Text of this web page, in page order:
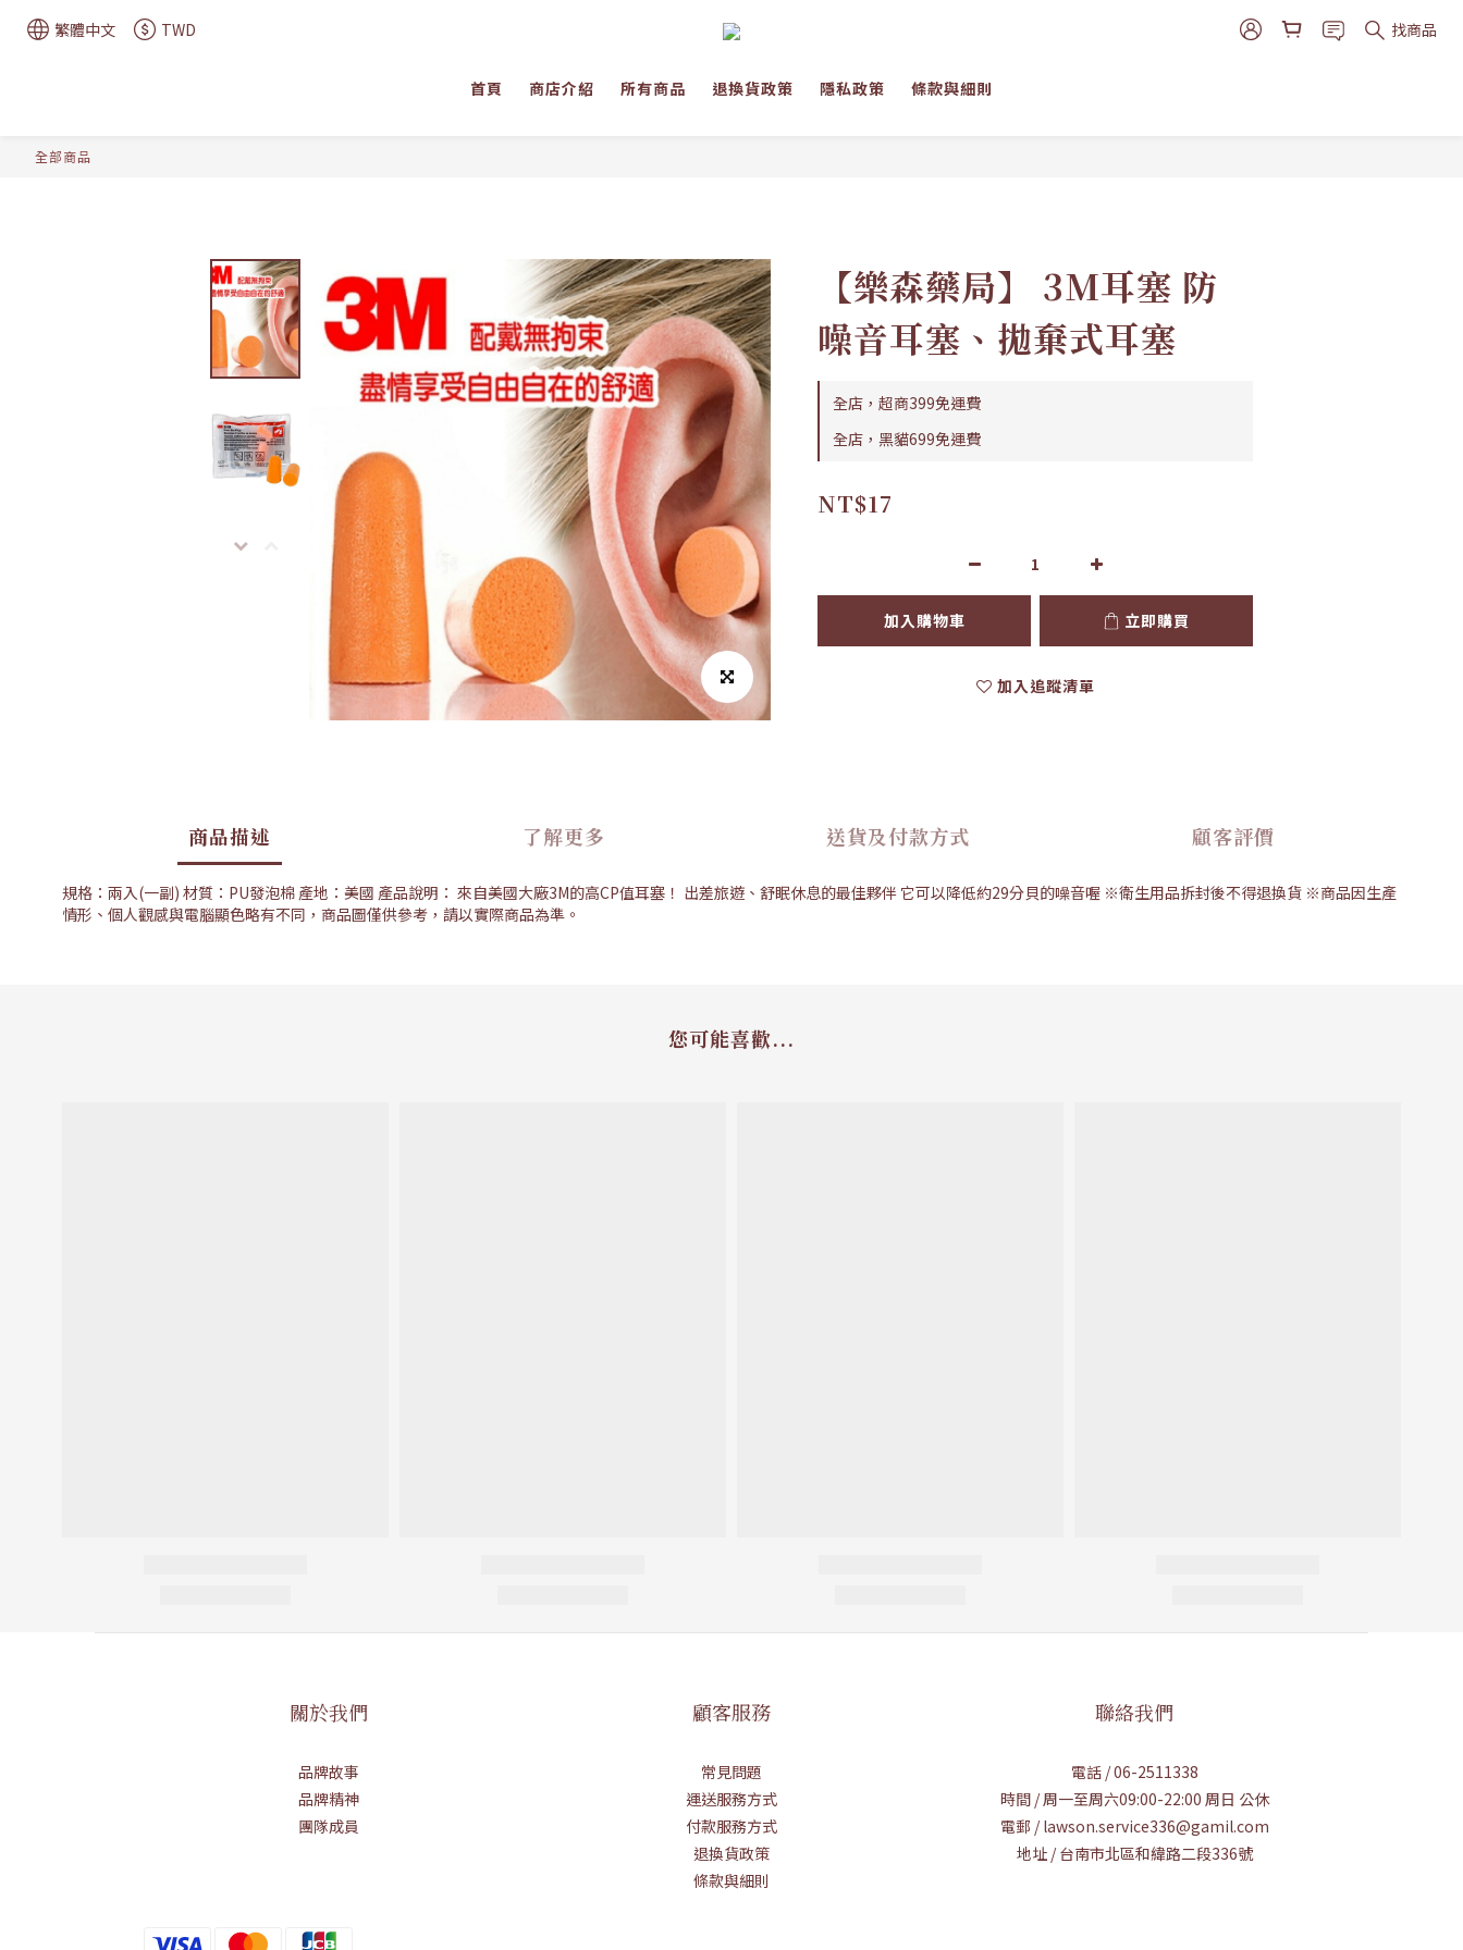
繁體中文 TWD 找商品
首頁 商店介紹 所有商品 退換貨政策 隱私政策 條款與細則
全部商品
【樂森藥局】 3M耳塞 防
噪音耳塞、拋棄式耳塞
全店，超商399免運費
全店，黑貓699免運費
NT$17
加入購物車 立即購買
加入追蹤清單
商品描述 了解更多 送貨及付款方式 顧客評價
規格：兩入(一副) 材質：PU發泡棉 產地：美國 產品說明： 來自美國大廠3M的高CP值耳塞！ 出差旅遊、舒眠休息的最佳夥伴 它可以降低約29分貝的噪音喔 ※衛生用品拆封後不得退換貨 ※商品因生產
情形、個人觀感與電腦顯色略有不同，商品圖僅供參考，請以實際商品為準。
您可能喜歡...
關於我們
品牌故事
品牌精神
團隊成員
顧客服務
常見問題
運送服務方式
付款服務方式
退換貨政策
條款與細則
聯絡我們
電話 / 06-2511338
時間 / 周一至周六09:00-22:00 周日 公休
電郵 / lawson.service336@gamil.com
地址 / 台南市北區和緯路二段336號